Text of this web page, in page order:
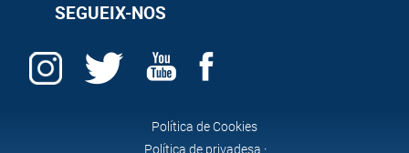
SEGUEIX-NOS
Política de Cookies
Política de privadesa ·